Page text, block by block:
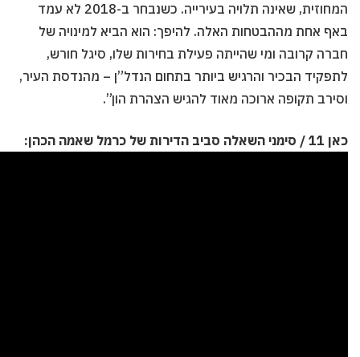
המחוזית, שאינה תלויה בעירייה. כשנבחר ב-2018 לא עמד
באף אחת מההבטחות האלה. להיפך: הוא הביא למינויה של
חברה קרובה ומי שהייתה פעילת בחירות שלו, סיגל חורש,
לתפקיד הבכיר והרגיש ביותר בתחום הנדל”ן – מהנדסת העיר,
וסירב תקופה ארוכה מאוד להגיש הצהרת הון”.
כאן 11 / סימני השאלה סביב הדירות של כרמל שאמה הכהן: